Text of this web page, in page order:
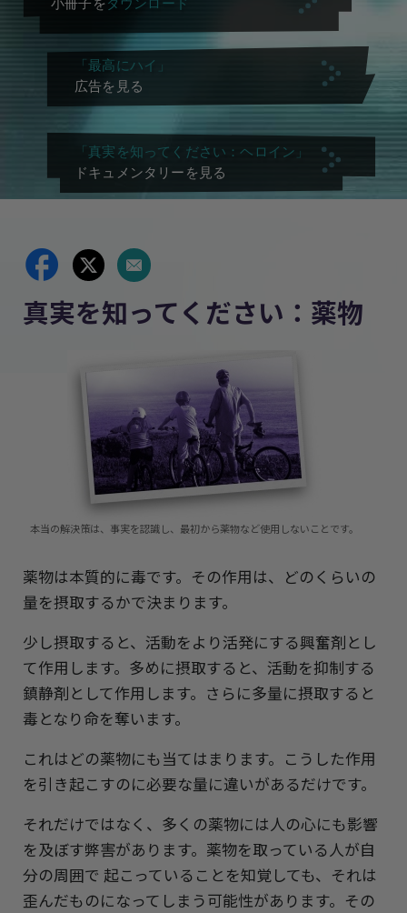
小冊子をダウンロード
「最高にハイ」
広告を見る
「真実を知ってください：ヘロイン」
ドキュメンタリーを見る
真実を知ってください：薬物
本当の解決策は、事実を認識し、最初から薬物など使用しないことです。
薬物は本質的に毒です。その作用は、どのくらいの
量を摂取するかで決まります。
少し摂取すると、活動をより活発にする興奮剤とし
て作用します。多めに摂取すると、活動を抑制する
鎮静剤として作用します。さらに多量に摂取すると
毒となり命を奪います。
これはどの薬物にも当てはまります。こうした作用
を引き起こすのに必要な量に違いがあるだけです。
それだけではなく、多くの薬物には人の心にも影響
を及ぼす弊害があります。薬物を取っている人が自
分の周囲で 起こっていることを知覚しても、それは
歪んだものになってしまう可能性があります。その